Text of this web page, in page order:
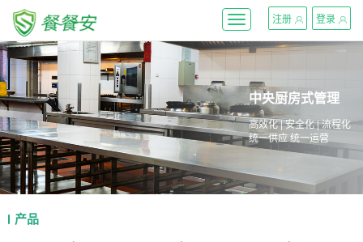
登录
注册
Toggle
navigation
中央厨房式管理
高效化 | 安全化 | 流程化
统一供应 统一运营
产品